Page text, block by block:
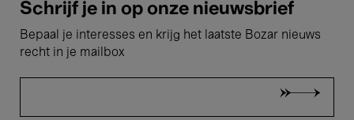
Schrijf je in op onze nieuwsbrief
Bepaal je interesses en krijg het laatste Bozar nieuws
recht in je mailbox